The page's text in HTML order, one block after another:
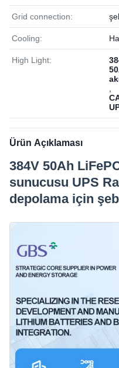
Grid connection:
Cooling:
High Light:
Ürün Açıklaması
384V 50Ah
sunucusu UPS
depolama için